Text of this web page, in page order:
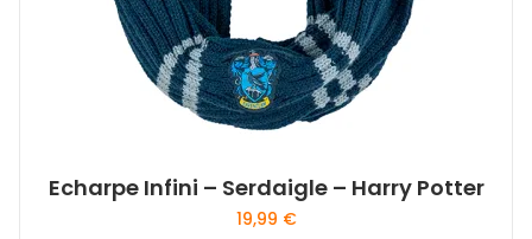
Echarpe Infini – Serdaigle – Harry Potter
19,99 €